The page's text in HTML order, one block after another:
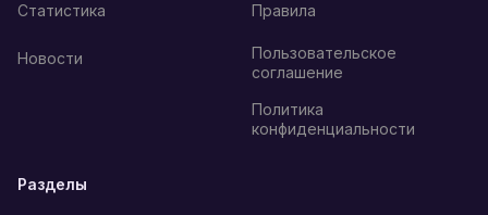
Статистика
Новости
Правила
Пользовательское
соглашение
Политика
конфиденциальности
Разделы